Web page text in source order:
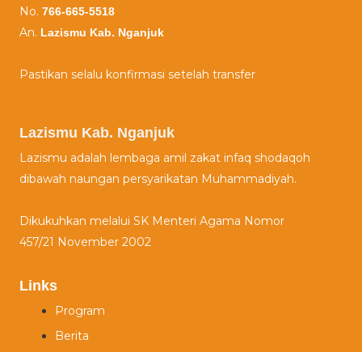
No. 766-665-5518
An. Lazismu Kab. Nganjuk
Pastikan selalu konfirmasi setelah transfer
Lazismu Kab. Nganjuk
Lazismu adalah lembaga amil zakat infaq shodaqoh
dibawah naungan persyarikatan Muhammadiyah.
Dikukuhkan melalui SK Menteri Agama Nomor
457/21 November 2002
Links
Program
Berita